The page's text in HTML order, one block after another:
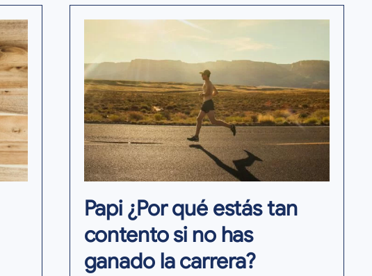
Papi ¿Por qué estás tan
contento si no has
ganado la carrera?